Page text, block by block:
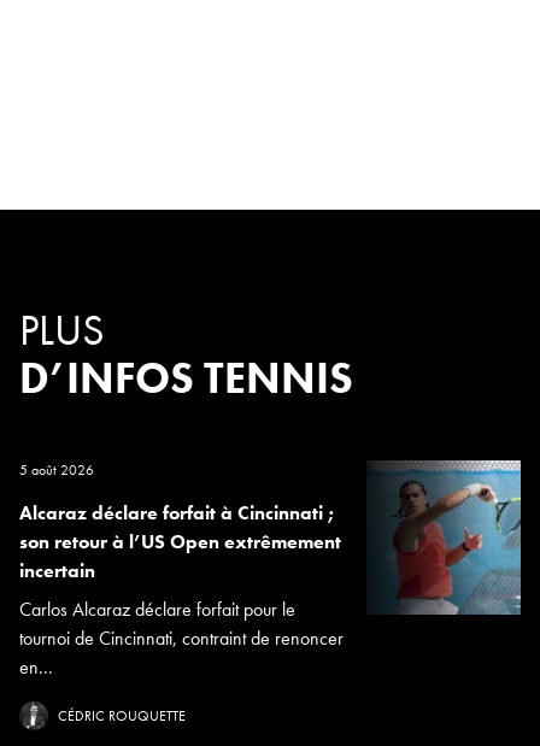
PLUS
D’INFOS TENNIS
5 août 2026
Alcaraz déclare forfait à Cincinnati ;
son retour à l’US Open extrêmement
incertain
Carlos Alcaraz déclare forfait pour le
tournoi de Cincinnati, contraint de renoncer
en...
CÉDRIC ROUQUETTE